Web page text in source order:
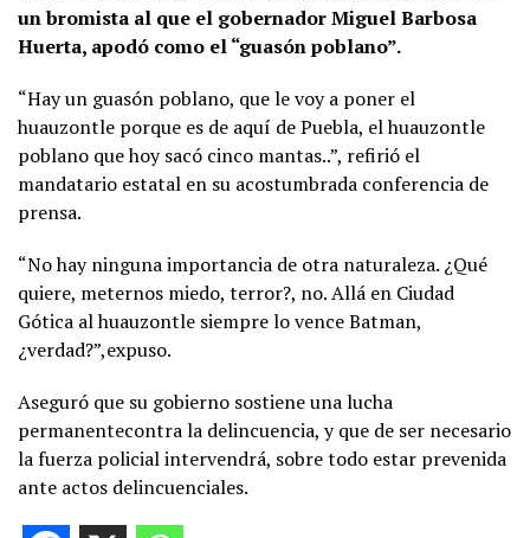
un bromista al que el gobernador Miguel Barbosa
Huerta, apodó como el “guasón poblano”.
“Hay un guasón poblano, que le voy a poner el
huauzontle porque es de aquí de Puebla, el huauzontle
poblano que hoy sacó cinco mantas..”, refirió el
mandatario estatal en su acostumbrada conferencia de
prensa.
“No hay ninguna importancia de otra naturaleza. ¿Qué
quiere, meternos miedo, terror?, no. Allá en Ciudad
Gótica al huauzontle siempre lo vence Batman,
¿verdad?”,expuso.
Aseguró que su gobierno sostiene una lucha
permanentecontra la delincuencia, y que de ser necesario
la fuerza policial intervendrá, sobre todo estar prevenida
ante actos delincuenciales.